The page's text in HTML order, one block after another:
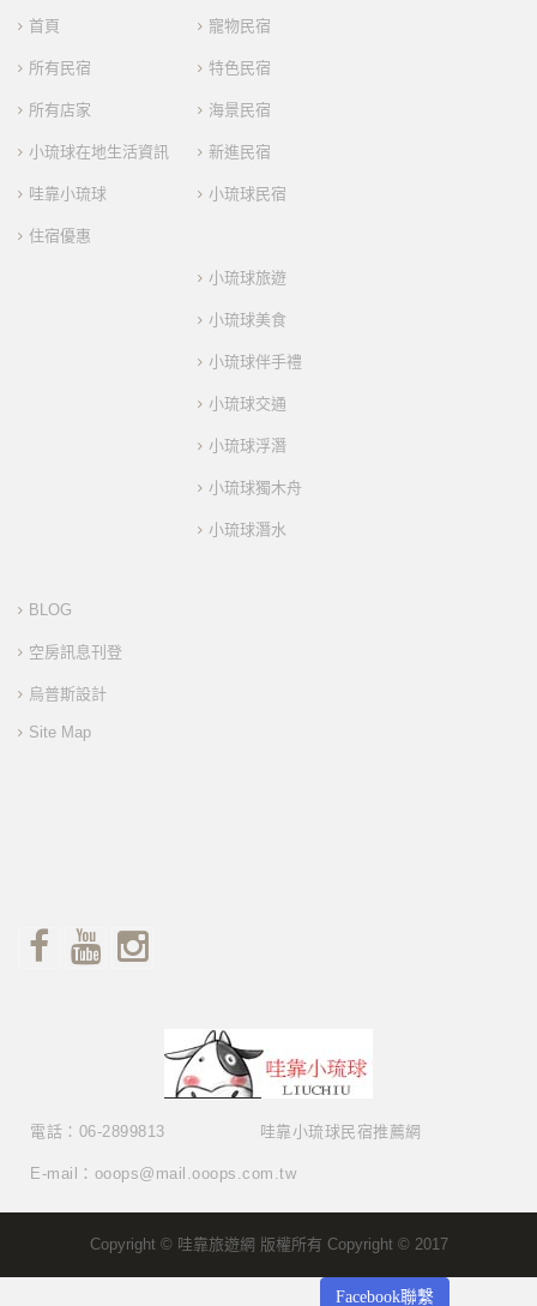
Facebook聯繫
首頁
所有民宿
所有店家
小琉球在地生活資訊
哇靠小琉球
住宿優惠
寵物民宿
特色民宿
海景民宿
新進民宿
小琉球民宿
小琉球旅遊
小琉球美食
小琉球伴手禮
小琉球交通
小琉球浮潛
小琉球獨木舟
小琉球潛水
BLOG
空房訊息刊登
烏普斯設計
Site Map
哇靠小琉球民宿推薦網
電話：06-2899813
E-mail：ooops@mail.ooops.com.tw
Copyright © 哇靠旅遊網 版權所有 Copyright © 2017